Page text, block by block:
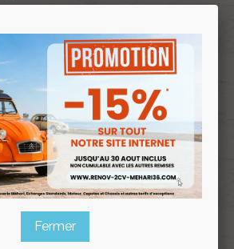
de prix remisés
la Carte clubRenov 2cv
Souscrire
au clubRenov 2cv
Fermer